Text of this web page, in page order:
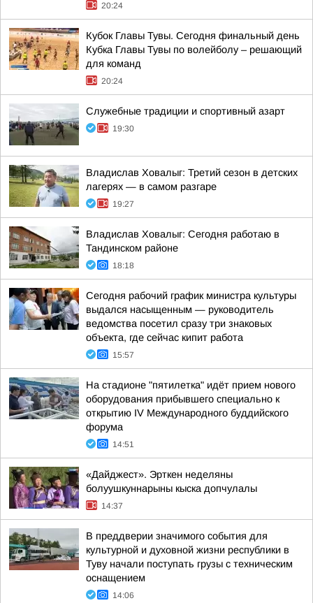
20:24
Кубок Главы Тувы. Сегодня финальный день
Кубка Главы Тувы по волейболу – решающий
для команд
20:24
Служебные традиции и спортивный азарт
19:30
Владислав Ховалыг: Третий сезон в детских
лагерях — в самом разгаре
19:27
Владислав Ховалыг: Сегодня работаю в
Тандинском районе
18:18
Сегодня рабочий график министра культуры
выдался насыщенным — руководитель
ведомства посетил сразу три знаковых
объекта, где сейчас кипит работа
15:57
На стадионе "пятилетка" идёт прием нового
оборудования прибывшего специально к
открытию IV Международного буддийского
форума
14:51
«Дайджест». Эрткен неделяны
болуушкуннарыны кыска допчулалы
14:37
В преддверии значимого события для
культурной и духовной жизни республики в
Туву начали поступать грузы с техническим
оснащением
14:06